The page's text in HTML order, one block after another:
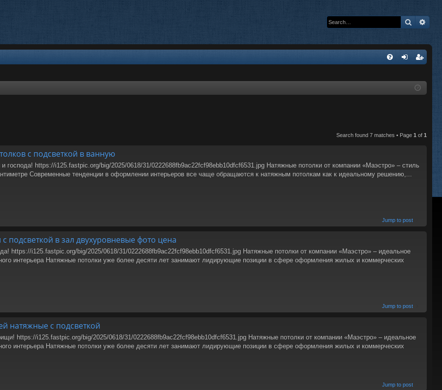
Search
ist
Search found 7 matches • Page 1 of 1
с подсветкой в ванную
господа! https://i125.fastpic.org/big/2025/0618/31/0222688fb9ac22fcf98ebb10dfcf6531.jpg Натяжные потолки от компании «Маэстро» – стиль
Современные тенденции в оформлении интерьеров все чаще обращаются к натяжным потолкам как к идеальному решению,...
Jump to post
подсветкой в зал двухуровневые фото цена
https://i125.fastpic.org/big/2025/0618/31/0222688fb9ac22fcf98ebb10dfcf6531.jpg Натяжные потолки от компании «Маэстро» – идеальное
интерьера Натяжные потолки уже более десяти лет занимают лидирующие позиции в сфере оформления жилых и коммерческих
Jump to post
натяжные с подсветкой
https://i125.fastpic.org/big/2025/0618/31/0222688fb9ac22fcf98ebb10dfcf6531.jpg Натяжные потолки от компании «Маэстро» – идеальное
интерьера Натяжные потолки уже более десяти лет занимают лидирующие позиции в сфере оформления жилых и коммерческих
Jump to post